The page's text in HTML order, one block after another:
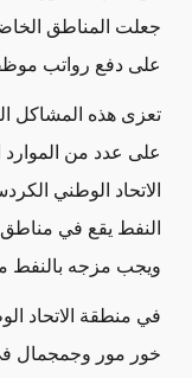
جعلت المناطق
على دفع رواتب
تعزى هذه المشاكل
على عدد من الموارد
الاتحاد الوطني
النفط يقع في
ويجب مزجه بالنفط
في منطقة الاتحاد